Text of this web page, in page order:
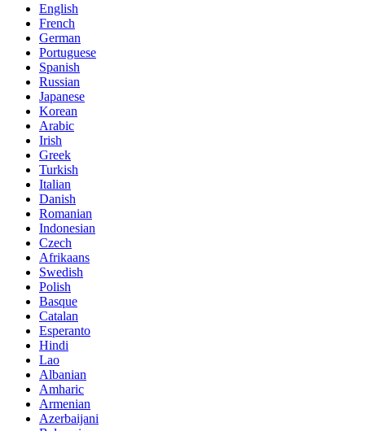
English
French
German
Portuguese
Spanish
Russian
Japanese
Korean
Arabic
Irish
Greek
Turkish
Italian
Danish
Romanian
Indonesian
Czech
Afrikaans
Swedish
Polish
Basque
Catalan
Esperanto
Hindi
Lao
Albanian
Amharic
Armenian
Azerbaijani